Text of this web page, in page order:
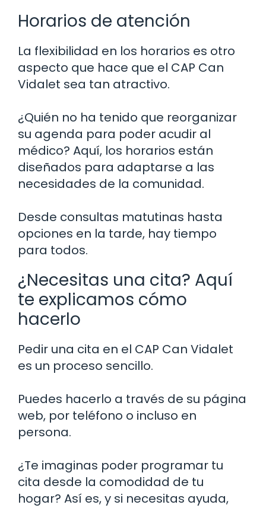
Horarios de atención
La flexibilidad en los horarios es otro
aspecto que hace que el CAP Can
Vidalet sea tan atractivo.
¿Quién no ha tenido que reorganizar
su agenda para poder acudir al
médico? Aquí, los horarios están
diseñados para adaptarse a las
necesidades de la comunidad.
Desde consultas matutinas hasta
opciones en la tarde, hay tiempo
para todos.
¿Necesitas una cita? Aquí
te explicamos cómo
hacerlo
Pedir una cita en el CAP Can Vidalet
es un proceso sencillo.
Puedes hacerlo a través de su página
web, por teléfono o incluso en
persona.
¿Te imaginas poder programar tu
cita desde la comodidad de tu
hogar? Así es, y si necesitas ayuda,